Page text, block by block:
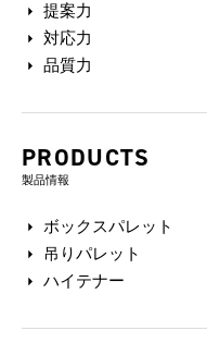
提案力
対応力
品質力
PRODUCTS
製品情報
ボックスパレット
吊りパレット
ハイテナー